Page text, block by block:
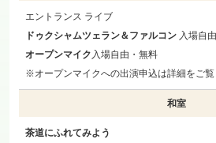
エントランス ライブ
ドゥクシャムツェラン＆ファルコン 入場自
オープンマイク 入場自由・無料
※オープンマイクへの出演申込は詳細をご
和室
茶道にふれてみよう